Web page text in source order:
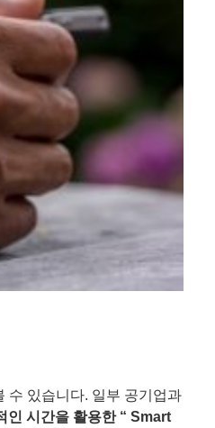
수 있습니다. 일부 공기업과
인 시간을 활용한 “ Smart